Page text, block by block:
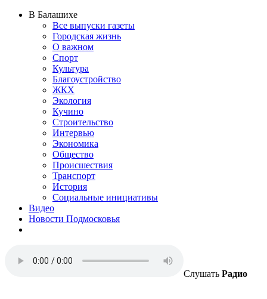
В Балашихе
Все выпуски газеты
Городская жизнь
О важном
Спорт
Культура
Благоустройство
ЖКХ
Экология
Кучино
Строительство
Интервью
Экономика
Общество
Происшествия
Транспорт
История
Социальные инициативы
Видео
Новости Подмосковья
Слушать Радио